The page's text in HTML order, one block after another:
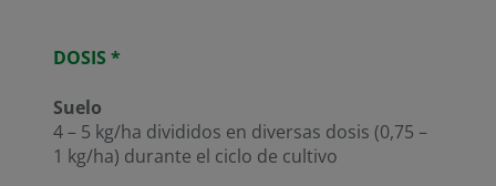
DOSIS *
Suelo
4 – 5 kg/ha divididos en diversas dosis (0,75 –
1 kg/ha) durante el ciclo de cultivo